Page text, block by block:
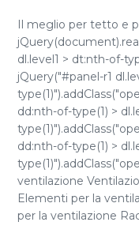
Il meglio per tetto e
dl.level1 > dt:nth-of-
jQuery("#panel-r1
dd:nth-of-type(1) >
dd:nth-of-type(1) >
ventilazione
Elementi per la
per la ventilazione